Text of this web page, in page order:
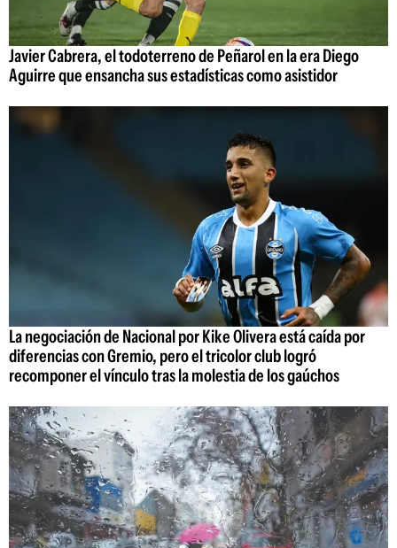
Javier Cabrera, el todoterreno de Peñarol en la era Diego
Aguirre que ensancha sus estadísticas como asistidor
La negociación de Nacional por Kike Olivera está caída por
diferencias con Gremio, pero el tricolor club logró
recomponer el vínculo tras la molestia de los gaúchos